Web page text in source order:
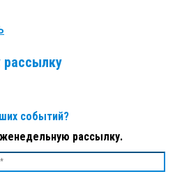
событий?
рассылку.